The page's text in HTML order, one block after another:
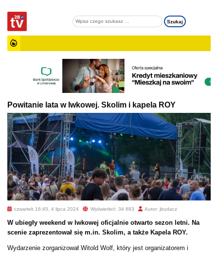
Powitanie lata w Iwkowej. Skolim i kapela ROY
czwartek 16:45, 4 lipca 2024 Wyświetleń: 34 683 Autor: jbudacz
W ubiegły weekend w Iwkowej oficjalnie otwarto sezon letni. Na
scenie zaprezentował się m.in. Skolim, a także Kapela ROY.
Wydarzenie zorganizował Witold Wolf, który jest organizatorem i